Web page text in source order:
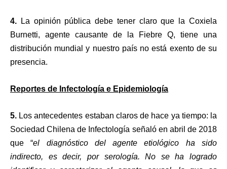
4. La opinión pública debe tener claro que la Coxiela
Burnetti, agente causante de la Fiebre Q, tiene una
distribución mundial y nuestro país no está exento de su
presencia.
Reportes de Infectología e Epidemiología
5. Los antecedentes estaban claros de hace ya tiempo: la
Sociedad Chilena de Infectología señaló en abril de 2018
que “el diagnóstico del agente etiológico ha sido
indirecto, es decir, por serología. No se ha logrado